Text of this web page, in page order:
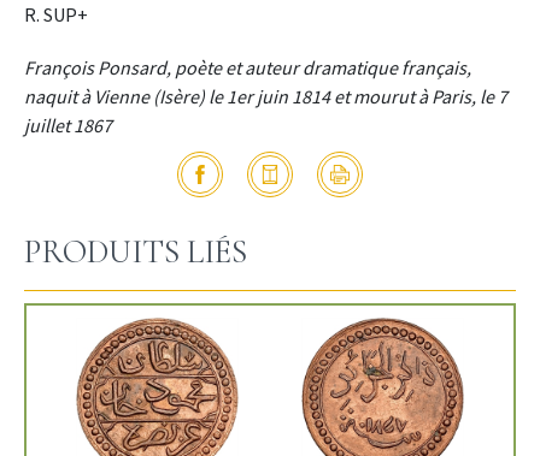
R. SUP+
François Ponsard, poète et auteur dramatique français,
naquit à Vienne (Isère) le 1er juin 1814 et mourut à Paris, le 7
juillet 1867
PRODUITS LIÉS